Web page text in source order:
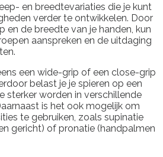
en breedtevariaties die je kunt
verder te ontwikkelen. Door
en de breedte van je handen, kun
aanspreken en de uitdaging
een wide-grip of een close-grip
belast je je spieren op een
sterker worden in verschillende
is het ook mogelijk om
te gebruiken, zoals supinatie
gericht) of pronatie (handpalmen